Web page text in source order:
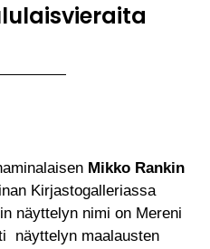
Mikko Rankin
Kirjastogalleriassa
näyttelyn nimi on Mereni
näyttelyn maalausten